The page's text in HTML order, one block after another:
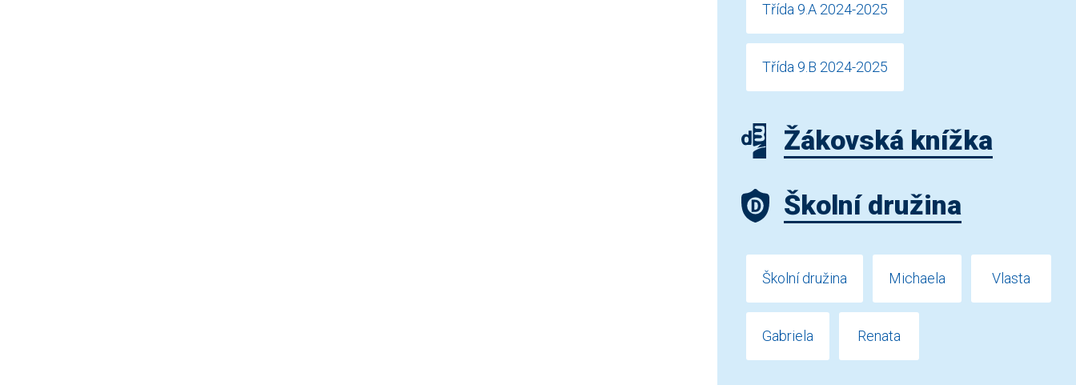
Třída 9.A 2024-2025
Třída 9.B 2024-2025
Žákovská knížka
Školní družina
Školní družina Michaela Vlasta
Gabriela Renata